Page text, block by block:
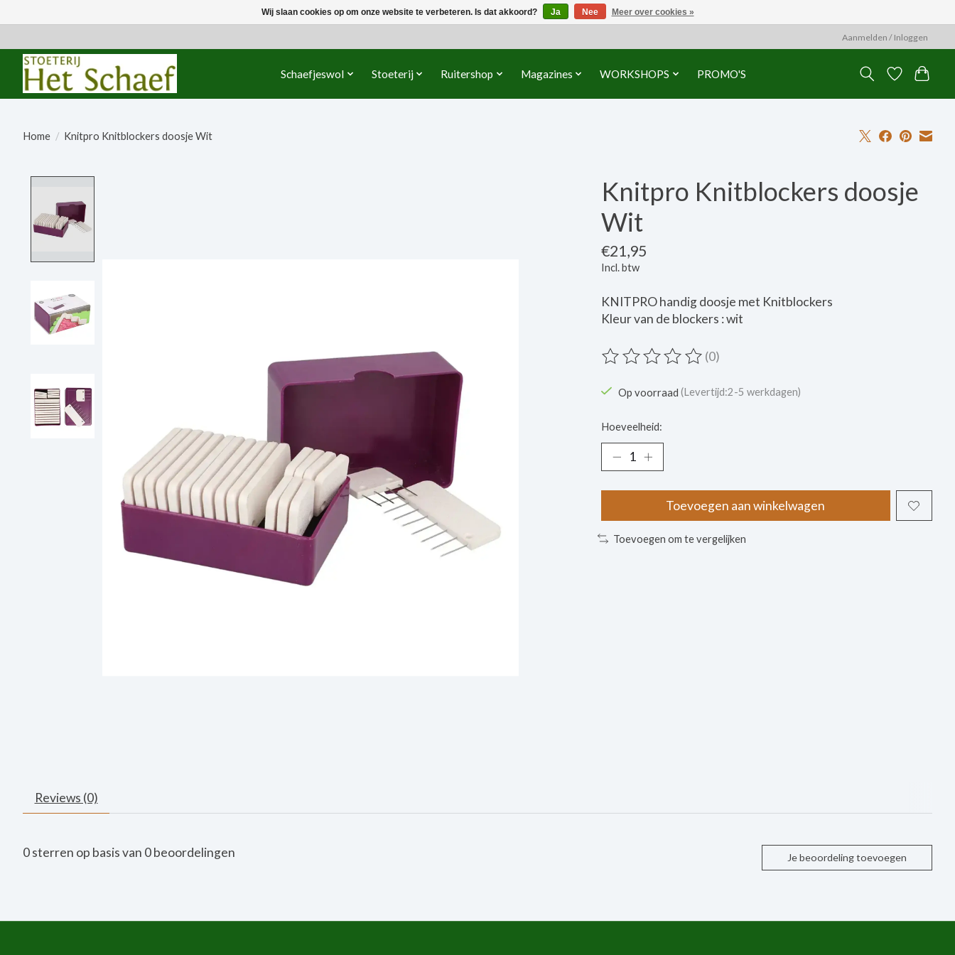
Aanmelden / Inloggen
Schaefjeswol Stoeterij Ruitershop Magazines WORKSHOPS PROMO'S
Home / Knitpro Knitblockers doosje Wit
Knitpro Knitblockers doosje
Wit
€21,95
Incl. btw
KNITPRO handig doosje met Knitblockers
Kleur van de blockers : wit
De beoordeling van dit product is
(0)
Op voorraad (Levertijd:2-5 werkdagen)
Hoeveelheid:
Toevoegen aan winkelwagen
Toevoegen om te vergelijken
Reviews (0)
0sterren op basis van 0beoordelingen Je beoordeling toevoegen
Wij slaan cookies op om onze website te verbeteren. Is dat akkoord? Ja Nee Meer over cookies »